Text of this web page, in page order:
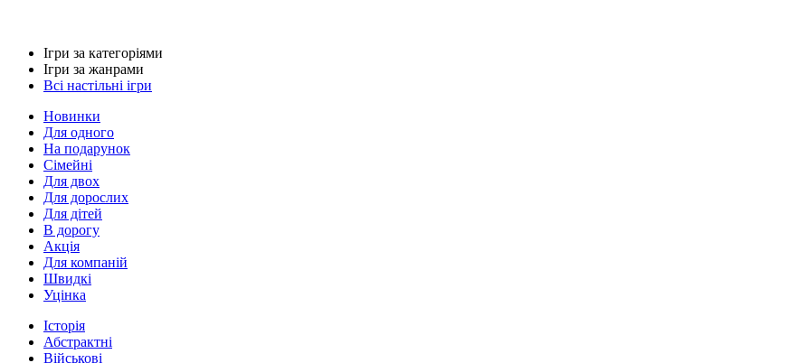
Ігри за категоріями
Ігри за жанрами
Всі настільні ігри
Новинки
Для одного
На подарунок
Сімейні
Для двох
Для дорослих
Для дітей
В дорогу
Акція
Для компаній
Швидкі
Уцінка
Історія
Абстрактні
Військові